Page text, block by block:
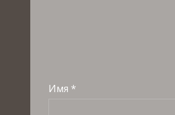
Имя *